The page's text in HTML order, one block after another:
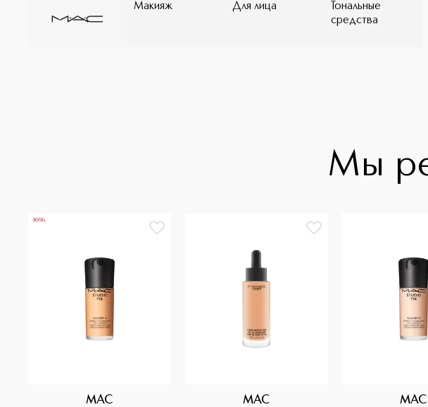
Макияж Для лица
Тональные
средства
Мы
-16%
MAC MAC MAC